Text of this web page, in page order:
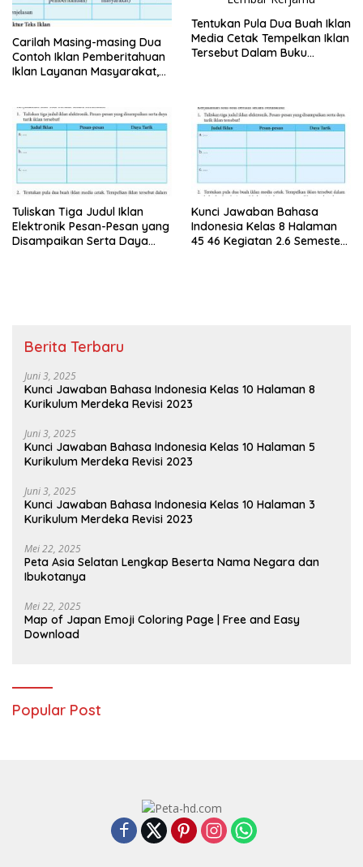
Carilah Masing-masing Dua
Contoh Iklan Pemberitahuan
Iklan Layanan Masyarakat,
Tentukan Pula Dua Buah Iklan
Media Cetak Tempelkan Iklan
Tersebut Dalam Buku
Tuliskan Tiga Judul Iklan
Elektronik Pesan-Pesan yang
Disampaikan Serta Daya
Kunci Jawaban Bahasa
Indonesia Kelas 8 Halaman
45 46 Kegiatan 2.6 Semester
Berita Terbaru
Juni 3, 2025
Kunci Jawaban Bahasa Indonesia Kelas 10 Halaman 8
Kurikulum Merdeka Revisi 2023
Juni 3, 2025
Kunci Jawaban Bahasa Indonesia Kelas 10 Halaman 5
Kurikulum Merdeka Revisi 2023
Juni 3, 2025
Kunci Jawaban Bahasa Indonesia Kelas 10 Halaman 3
Kurikulum Merdeka Revisi 2023
Mei 22, 2025
Peta Asia Selatan Lengkap Beserta Nama Negara dan
Ibukotanya
Mei 22, 2025
Map of Japan Emoji Coloring Page | Free and Easy
Download
Popular Post